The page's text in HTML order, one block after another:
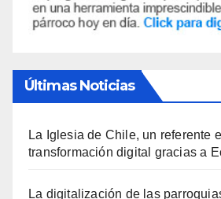
Últimas Noticias
La Iglesia de Chile, un referente
transformación digital gracias a
La digitalización de las